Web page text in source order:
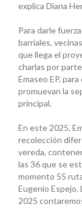
explica Diana
Para darle
barriales,
que llega el
charlas por
Emaseo EP,
promuevan la
principal.
En este 2025,
recolección
vereda,
las 36 que se
momento 55
Eugenio Espejo,
2025